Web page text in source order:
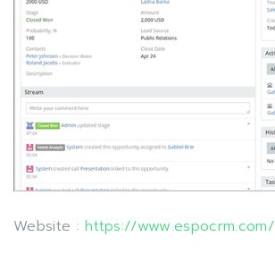
Website :https://www.espocrm.com/